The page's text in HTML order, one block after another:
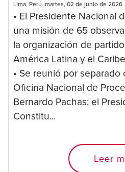
Lima, Perú. martes, 02 de junio de 2026
• El Presidente Nacional
una misión de 65
la organización de
América Latina y el
• Se reunió por
Oficina Nacional de
Bernardo Pachas; el
Constitu...
Leer